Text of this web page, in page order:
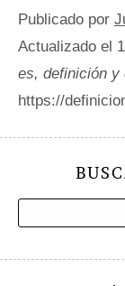
Publicado por
Actualizado el
es, definición y
https://